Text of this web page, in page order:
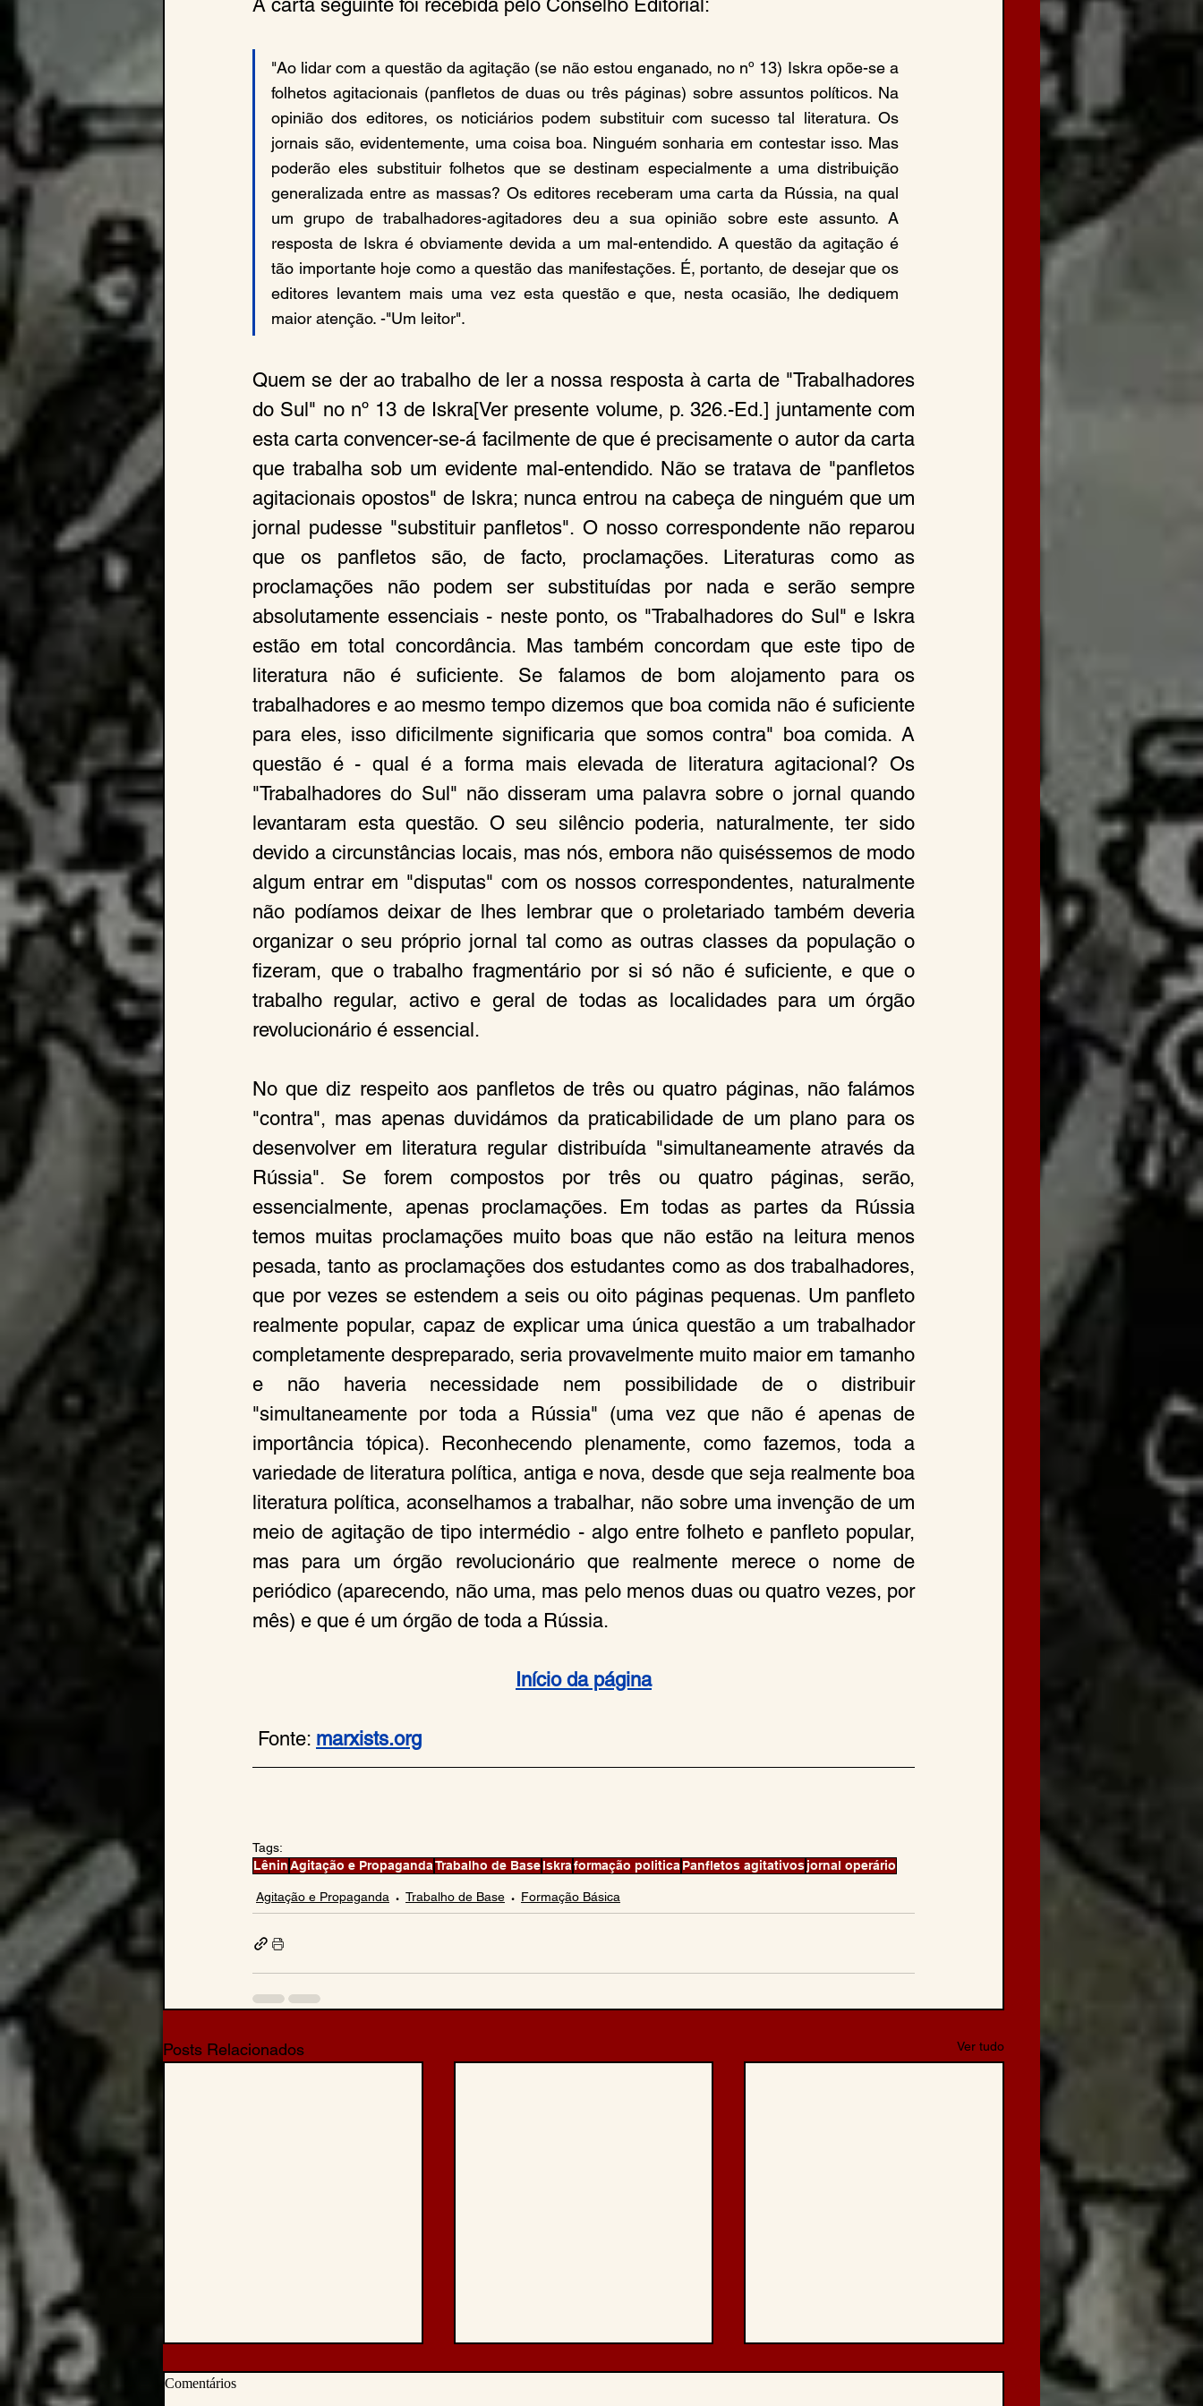
A carta seguinte foi recebida pelo Conselho Editorial:
"Ao lidar com a questão da agitação (se não estou enganado, no nº 13) Iskra opõe-se a
folhetos agitacionais (panfletos de duas ou três páginas) sobre assuntos políticos. Na
opinião dos editores, os noticiários podem substituir com sucesso tal literatura. Os
jornais são, evidentemente, uma coisa boa. Ninguém sonharia em contestar isso. Mas
poderão eles substituir folhetos que se destinam especialmente a uma distribuição
generalizada entre as massas? Os editores receberam uma carta da Rússia, na qual
um grupo de trabalhadores-agitadores deu a sua opinião sobre este assunto. A
resposta de Iskra é obviamente devida a um mal-entendido. A questão da agitação é
tão importante hoje como a questão das manifestações. É, portanto, de desejar que os
editores levantem mais uma vez esta questão e que, nesta ocasião, lhe dediquem
maior atenção. -"Um leitor".
Quem se der ao trabalho de ler a nossa resposta à carta de "Trabalhadores
do Sul" no nº 13 de Iskra[Ver presente volume, p. 326.-Ed.] juntamente com
esta carta convencer-se-á facilmente de que é precisamente o autor da carta
que trabalha sob um evidente mal-entendido. Não se tratava de "panfletos
agitacionais opostos" de Iskra; nunca entrou na cabeça de ninguém que um
jornal pudesse "substituir panfletos". O nosso correspondente não reparou
que os panfletos são, de facto, proclamações. Literaturas como as
proclamações não podem ser substituídas por nada e serão sempre
absolutamente essenciais - neste ponto, os "Trabalhadores do Sul" e Iskra
estão em total concordância. Mas também concordam que este tipo de
literatura não é suficiente. Se falamos de bom alojamento para os
trabalhadores e ao mesmo tempo dizemos que boa comida não é suficiente
para eles, isso dificilmente significaria que somos contra" boa comida. A
questão é - qual é a forma mais elevada de literatura agitacional? Os
"Trabalhadores do Sul" não disseram uma palavra sobre o jornal quando
levantaram esta questão. O seu silêncio poderia, naturalmente, ter sido
devido a circunstâncias locais, mas nós, embora não quiséssemos de modo
algum entrar em "disputas" com os nossos correspondentes, naturalmente
não podíamos deixar de lhes lembrar que o proletariado também deveria
organizar o seu próprio jornal tal como as outras classes da população o
fizeram, que o trabalho fragmentário por si só não é suficiente, e que o
trabalho regular, activo e geral de todas as localidades para um órgão
revolucionário é essencial.
No que diz respeito aos panfletos de três ou quatro páginas, não falámos
"contra", mas apenas duvidámos da praticabilidade de um plano para os
desenvolver em literatura regular distribuída "simultaneamente através da
Rússia". Se forem compostos por três ou quatro páginas, serão,
essencialmente, apenas proclamações. Em todas as partes da Rússia
temos muitas proclamações muito boas que não estão na leitura menos
pesada, tanto as proclamações dos estudantes como as dos trabalhadores,
que por vezes se estendem a seis ou oito páginas pequenas. Um panfleto
realmente popular, capaz de explicar uma única questão a um trabalhador
completamente despreparado, seria provavelmente muito maior em tamanho
e não haveria necessidade nem possibilidade de o distribuir
"simultaneamente por toda a Rússia" (uma vez que não é apenas de
importância tópica). Reconhecendo plenamente, como fazemos, toda a
variedade de literatura política, antiga e nova, desde que seja realmente boa
literatura política, aconselhamos a trabalhar, não sobre uma invenção de um
meio de agitação de tipo intermédio - algo entre folheto e panfleto popular,
mas para um órgão revolucionário que realmente merece o nome de
periódico (aparecendo, não uma, mas pelo menos duas ou quatro vezes, por
mês) e que é um órgão de toda a Rússia.
Início da página
Fonte: marxists.org
Tags:
LêninAgitação e PropagandaTrabalho de BaseIskraformação politica Panfletos agitativosjornal operário
Agitação e Propaganda Trabalho de Base Formação Básica
Posts Relacionados Ver tudo
Comentários